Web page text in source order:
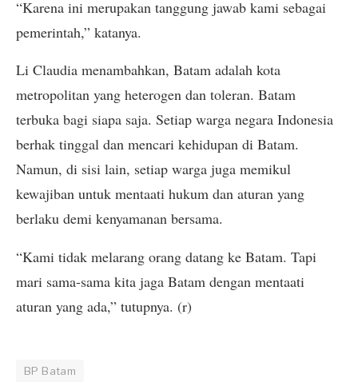
“Karena ini merupakan tanggung jawab kami sebagai
pemerintah,” katanya.
Li Claudia menambahkan, Batam adalah kota
metropolitan yang heterogen dan toleran. Batam
terbuka bagi siapa saja. Setiap warga negara Indonesia
berhak tinggal dan mencari kehidupan di Batam.
Namun, di sisi lain, setiap warga juga memikul
kewajiban untuk mentaati hukum dan aturan yang
berlaku demi kenyamanan bersama.
“Kami tidak melarang orang datang ke Batam. Tapi
mari sama-sama kita jaga Batam dengan mentaati
aturan yang ada,” tutupnya. (r)
BP Batam